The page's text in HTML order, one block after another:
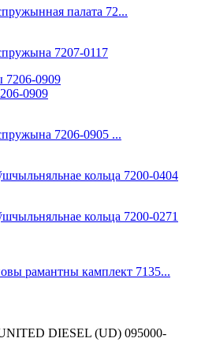
палата 72...
7207-0117
0909
7206-0905 ...
кольца 7200-0404
кольца 7200-0271
рамантны камплект 7135...